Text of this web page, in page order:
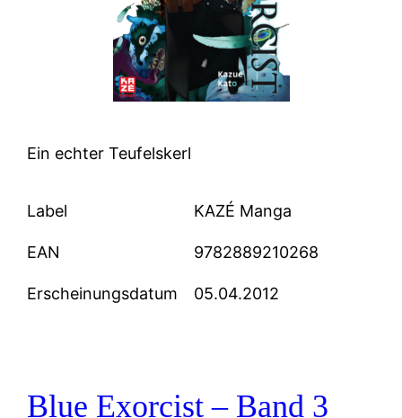
Ein echter Teufelskerl
Label KAZÉ Manga
EAN 9782889210268
Erscheinungsdatum 05.04.2012
Blue Exorcist – Band 3